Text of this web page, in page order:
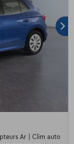
Ar | Clim auto